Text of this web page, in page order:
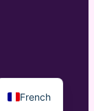
French